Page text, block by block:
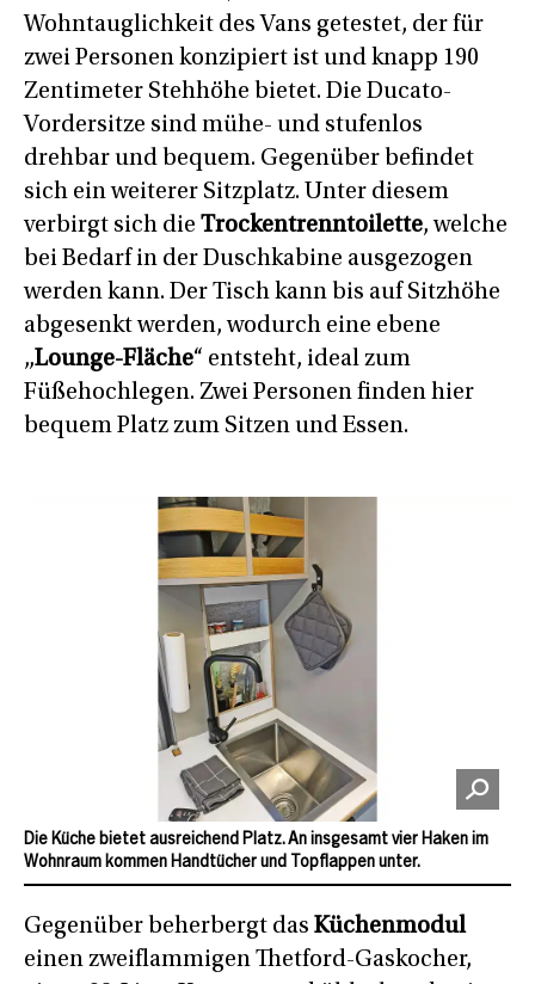
Wohntauglichkeit des Vans getestet, der für
zwei Personen konzipiert ist und knapp 190
Zentimeter Stehhöhe bietet. Die Ducato-
Vordersitze sind mühe- und stufenlos
drehbar und bequem. Gegenüber befindet
sich ein weiterer Sitzplatz. Unter diesem
verbirgt sich die Trockentrenntoilette, welche
bei Bedarf in der Duschkabine ausgezogen
werden kann. Der Tisch kann bis auf Sitzhöhe
abgesenkt werden, wodurch eine ebene
„Lounge-Fläche“ entsteht, ideal zum
Füßehochlegen. Zwei Personen finden hier
bequem Platz zum Sitzen und Essen.
Gegenüber beherbergt das Küchenmodul
einen zweiflammigen Thetford-Gaskocher,
Die Küche bietet ausreichend Platz. An insgesamt vier Haken im
Wohnraum kommen Handtücher und Topflappen unter.